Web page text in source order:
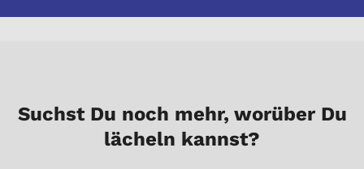
Suchst Du noch mehr, worüber Du
lächeln kannst?